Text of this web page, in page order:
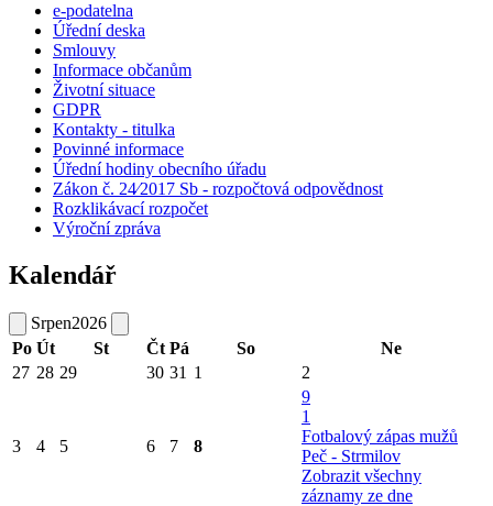
e-podatelna
Úřední deska
Smlouvy
Informace občanům
Životní situace
GDPR
Kontakty - titulka
Povinné informace
Úřední hodiny obecního úřadu
Zákon č. 24⁄2017 Sb - rozpočtová odpovědnost
Rozklikávací rozpočet
Výroční zpráva
Kalendář
Srpen2026
Po Út St Čt Pá So
Ne
27 28 29 30 31 1 2
3 4 5 6 7 8
9
1
Fotbalový zápas mužů
Peč - Strmilov
Zobrazit všechny
záznamy ze dne